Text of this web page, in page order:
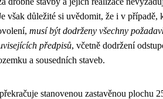
však důležité si uvědomit, že i v případě,
musí být dodrženy všechny
předpisů, včetně dodržení
a sousedních staveb.
stanovenou zastavěnou plochu